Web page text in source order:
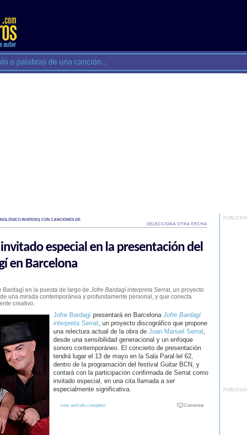
INVERSO) CON CANCIONES DE
SELECCIONA OTRA FECHA
especial en la presentación del
en Barcelona
Bardagí en la puesta de largo de Jofre Bardagí interpreta Serrat, un proyecto
una mirada contemporánea y profundamente personal, y que conecta
creativo.
Jofre Bardagípresentará en Barcelona Jofre Bardagí
interpreta Serrat, un proyecto discográfico que propone
una relectura actual de la obra de Joan Manuel Serrat,
desde una sensibilidad generacional y un enfoque
sonoro contemporáneo. El concierto de presentación
tendrá lugar el 13 de mayo en la Sala Paral·lel 62,
dentro de la programación del festival Guitar BCN, y
contará con la participación confirmada de Serrat como
invitado especial, en una cita llamada a ser
especialmente significativa.
Leer artículo completo Comentar